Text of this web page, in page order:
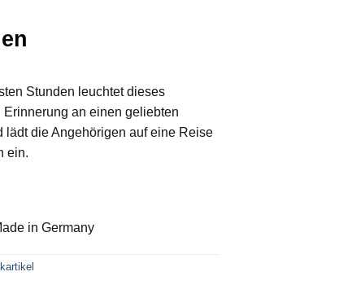
Stunden leuchtet dieses
Erinnerung an einen geliebten
lädt die Angehörigen auf eine Reise
ein.
in Germany